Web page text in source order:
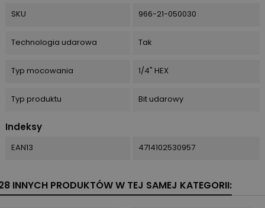
SKU 966-21-050030
Technologia udarowa Tak
Typ mocowania 1/4" HEX
Typ produktu Bit udarowy
Indeksy
EAN13 4714102530957
INNYCH PRODUKTÓW W TEJ SAMEJ KATEGORII: